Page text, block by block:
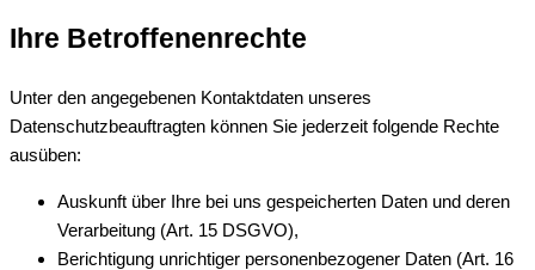
Ihre Betroffenenrechte
Unter den angegebenen Kontaktdaten unseres
Datenschutzbeauftragten können Sie jederzeit folgende Rechte
ausüben:
Auskunft über Ihre bei uns gespeicherten Daten und deren
Verarbeitung (Art. 15 DSGVO),
Berichtigung unrichtiger personenbezogener Daten (Art. 16